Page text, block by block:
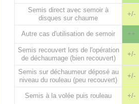
Semis direct avec semoir à
disques sur chaume
+/-
Autre cas d'utilisation de semoir ++
Semis recouvert lors de l'opération
de déchaumage (bien recouvert)
+/-
Semis sur déchaumeur déposé au
niveau du rouleau (peu recouvert)
+/-
Semis à la volée puis rouleau +/-